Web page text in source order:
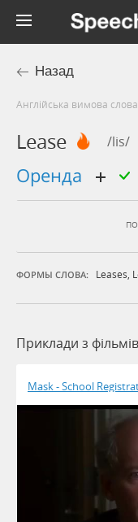
Назад
Англійська вимова
Lease /lis/
оренда
ФОРМЫ СЛОВА: Leases,
Приклади з
Mask - School